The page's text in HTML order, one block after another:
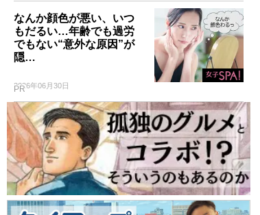
なんか顔色が悪い、いつ
もだるい…年齢でも過労
でもない“意外な原因”が
隠…
2026年06月30日
PR